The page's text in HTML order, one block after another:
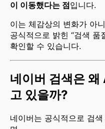
이 이동했다는 점입니다.
이는 체감상의 변화가 아
공식적으로 밝힌 “검색 품
확인할 수 있습니다.
네이버 검색은 왜
고 있을까?
네이버는 공식적으로 검